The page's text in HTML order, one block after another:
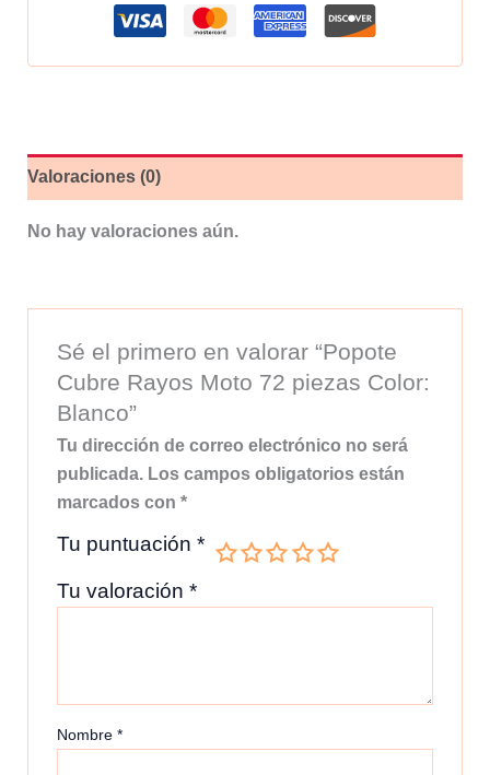
Blanco
Valoraciones (0)
No hay valoraciones aún.
Sé el primero en valorar “Popote
Cubre Rayos Moto 72 piezas Color:
Blanco”
Tu dirección de correo electrónico no será
publicada. Los campos obligatorios están
marcados con*
Tu puntuación*
Tu valoración*
Nombre*